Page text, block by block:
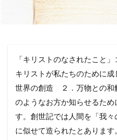
「キリストのなされたこと
キリストが私たちのために
世界の創造 ２．万物との和
のようなお方か知らせるため
す。創世記では人間を「我
に似せて造られたとありま